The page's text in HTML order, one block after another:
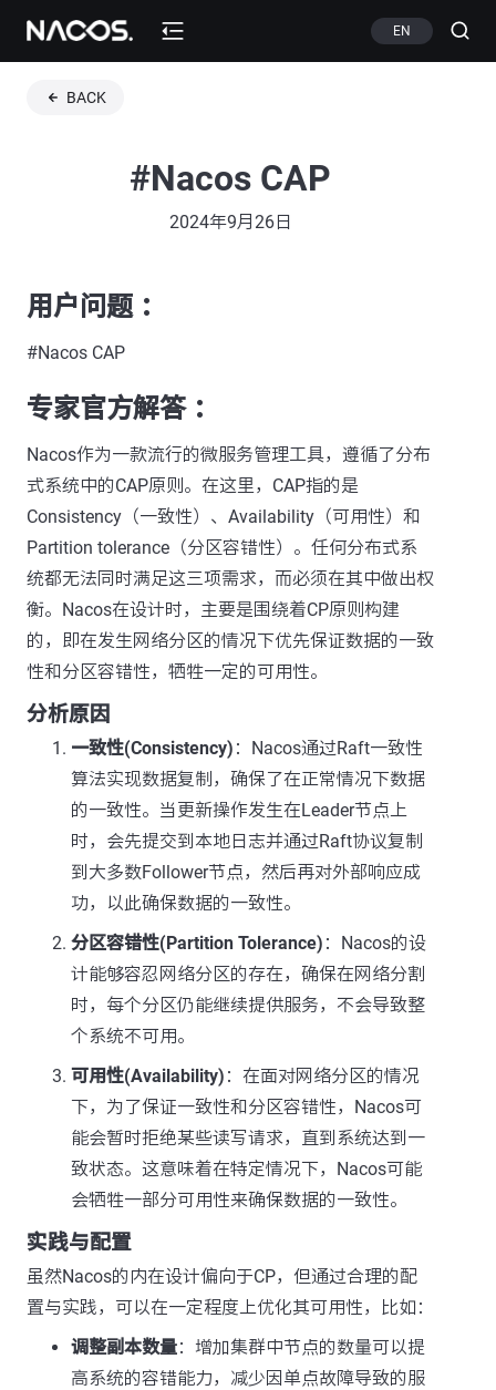
EN
BACK
#Nacos CAP
2024年9月26日
用户问题 ：
#Nacos CAP
专家官方解答 ：
Nacos作为一款流行的微服务管理工具，遵循了分布
式系统中的CAP原则。在这里，CAP指的是
Consistency（一致性）、Availability（可用性）和
Partition tolerance（分区容错性）。任何分布式系
统都无法同时满足这三项需求，而必须在其中做出权
衡。Nacos在设计时，主要是围绕着CP原则构建
的，即在发生网络分区的情况下优先保证数据的一致
性和分区容错性，牺牲一定的可用性。
分析原因
一致性(Consistency) ：Nacos通过Raft一致性
算法实现数据复制，确保了在正常情况下数据
的一致性。当更新操作发生在Leader节点上
时，会先提交到本地日志并通过Raft协议复制
到大多数Follower节点，然后再对外部响应成
功，以此确保数据的一致性。
分区容错性(Partition Tolerance) ：Nacos的设
计能够容忍网络分区的存在，确保在网络分割
时，每个分区仍能继续提供服务，不会导致整
个系统不可用。
可用性(Availability) ：在面对网络分区的情况
下，为了保证一致性和分区容错性，Nacos可
能会暂时拒绝某些读写请求，直到系统达到一
致状态。这意味着在特定情况下，Nacos可能
会牺牲一部分可用性来确保数据的一致性。
实践与配置
虽然Nacos的内在设计偏向于CP，但通过合理的配
置与实践，可以在一定程度上优化其可用性，比如：
调整副本数量：增加集群中节点的数量可以提
高系统的容错能力，减少因单点故障导致的服